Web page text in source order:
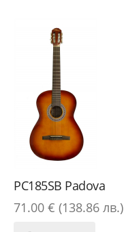
PC185SB Padova
71.00 € (138.86 лв.)